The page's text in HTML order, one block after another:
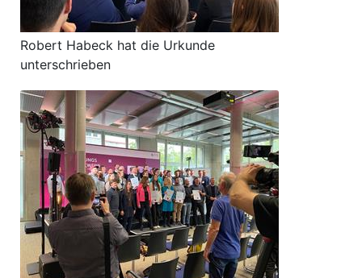
Robert Habeck hat die Urkunde
unterschrieben